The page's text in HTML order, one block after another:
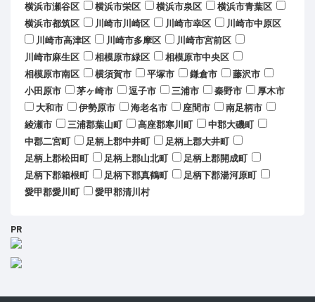
横浜市瀬谷区
横浜市栄区 横浜市泉区
横浜市青葉区
横浜市都筑区
川崎市川崎区 川崎市幸区
川崎市中原区
川崎市高津区
川崎市多摩区
川崎市宮前区
川崎市麻生区
相模原市緑区
相模原市中央区
相模原市南区
横須賀市 平塚市 鎌倉市
藤沢市
小田原市
茅ヶ崎市 逗子市 三浦市 秦野市
厚木市
大和市
伊勢原市 海老名市 座間市
南足柄市
綾瀬市
三浦郡葉山町 高座郡寒川町
中郡大磯町
中郡二宮町
足柄上郡中井町
足柄上郡大井町
足柄上郡松田町
足柄上郡山北町
足柄上郡開成町
足柄下郡箱根町
足柄下郡真鶴町
足柄下郡湯河原町
愛甲郡愛川町
愛甲郡清川村
PR